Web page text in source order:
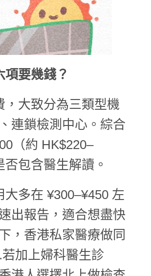
要幾錢？
，大致分為三類型機
連鎖檢測中心。綜合
（約 HK$220–
包含醫生解讀。
多在 ¥300–¥450 左
出報告，適合想盡快
，香港私家醫療做同
加上婦科醫生診